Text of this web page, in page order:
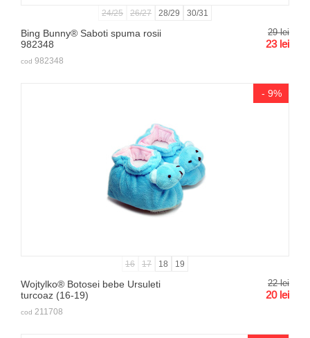
24/25 26/27 28/29 30/31
Bing Bunny® Saboti spuma rosii
982348
29 lei
23 lei
cod 982348
- 9%
16 17 18 19
Wojtylko® Botosei bebe Ursuleti
turcoaz (16-19)
22 lei
20 lei
cod 211708